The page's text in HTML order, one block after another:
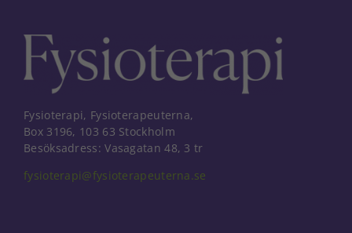
Fysioterapi, Fysioterapeuterna,
Box 3196, 103 63 Stockholm
Besöksadress: Vasagatan 48, 3 tr
fysioterapi@fysioterapeuterna.se